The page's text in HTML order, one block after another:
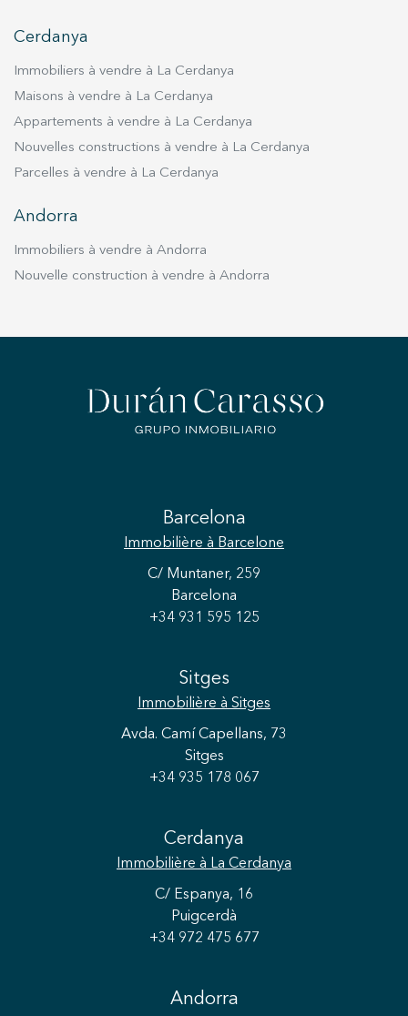
Cerdanya
Immobiliers à vendre à La Cerdanya
Maisons à vendre à La Cerdanya
Appartements à vendre à La Cerdanya
Nouvelles constructions à vendre à La Cerdanya
Parcelles à vendre à La Cerdanya
Andorra
Immobiliers à vendre à Andorra
Nouvelle construction à vendre à Andorra
Barcelona
Immobilière à Barcelone
C/ Muntaner, 259
Barcelona
+34 931 595 125
Sitges
Immobilière à Sitges
Avda. Camí Capellans, 73
Sitges
+34 935 178 067
Cerdanya
Immobilière à La Cerdanya
C/ Espanya, 16
Puigcerdà
+34 972 475 677
Andorra